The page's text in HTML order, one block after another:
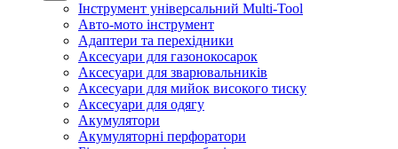
Інструмент універсальний Multi-Tool
Авто-мото інструмент
Адаптери та перехідники
Аксесуари для газонокосарок
Аксесуари для зварювальників
Аксесуари для мийок високого тиску
Аксесуари для одягу
Акумулятори
Акумуляторні перфоратори